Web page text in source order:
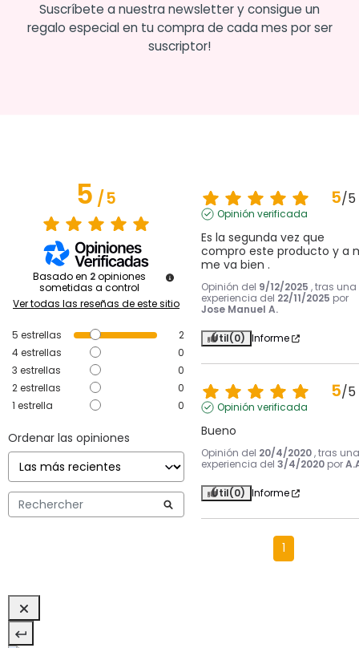
Suscríbete a nuestra newsletter y consigue un
regalo especial en tu compra de cada mes por ser
suscriptor!
5/5
Basado en 2 opiniones
sometidas a control
Ver todas las reseñas de este sitio
5 estrellas
2
4estrellas
0
3 estrellas
0
2estrellas
0
1 estrella 0
Ordenar las opiniones
5/5
Opinión verificada
Es la segunda vez que
compro este producto y a
me va bien .
Opinión del 9/12/2025 , tras una
experiencia del 22/11/2025 por
Jose Manuel A.
Útil(0) Informe
5/5
Opinión verificada
Bueno
Opinión del 20/4/2020 , tras una
experiencia del 3/4/2020 por
Útil(0) Informe
1